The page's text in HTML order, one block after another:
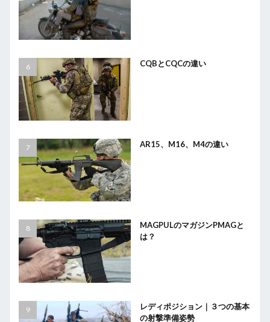
CQBとCQCの違い
AR15、M16、M4の違い
MAGPULのマガジンPMAGと
は？
レディポジション｜３つの基本
の射撃準備姿勢